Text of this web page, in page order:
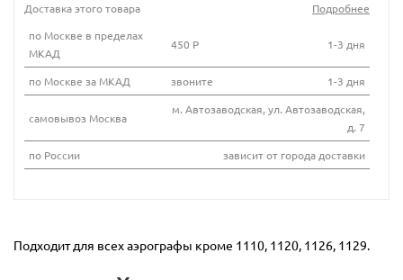
Доставка этого товара
Подробнее
по Москве в пределах
МКАД
450 Р 1-3 дня
по Москве за МКАД звоните 1-3 дня
самовывоз Москва
м. Автозаводская, ул. Автозаводская,
д. 7
по России
зависит от города доставки
Подходит для всех аэрографы кроме 1110, 1120, 1126, 1129.